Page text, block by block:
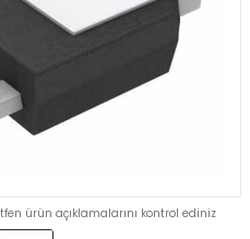
ürün açıklamalarını kontrol ediniz